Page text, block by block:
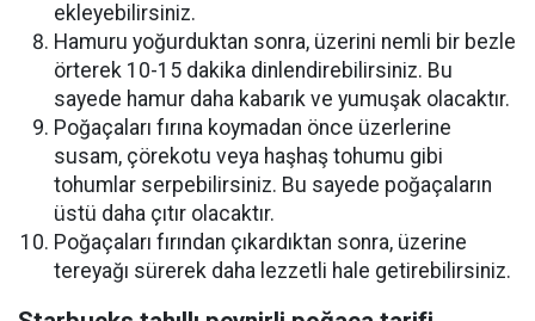
ekleyebilirsiniz.
Hamuru yoğurduktan sonra, üzerini nemli bir bezle
örterek 10-15 dakika dinlendirebilirsiniz. Bu
sayede hamur daha kabarık ve yumuşak olacaktır.
Poğaçaları fırına koymadan önce üzerlerine
susam, çörekotu veya haşhaş tohumu gibi
tohumlar serpebilirsiniz. Bu sayede poğaçaların
üstü daha çıtır olacaktır.
Poğaçaları fırından çıkardıktan sonra, üzerine
tereyağı sürerek daha lezzetli hale getirebilirsiniz.